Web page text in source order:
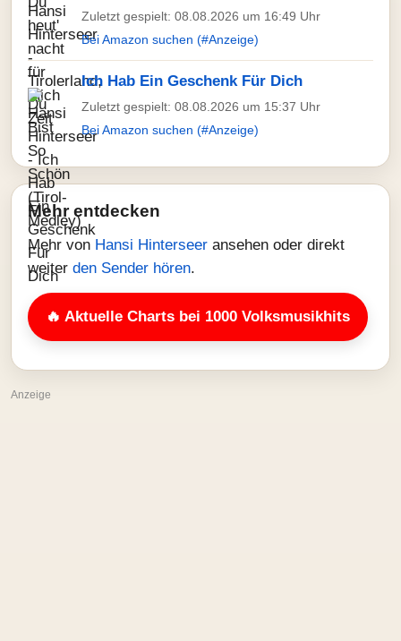
Zuletzt gespielt: 08.08.2026 um 16:49 Uhr
Bei Amazon suchen (#Anzeige)
Ich Hab Ein Geschenk Für Dich
Zuletzt gespielt: 08.08.2026 um 15:37 Uhr
Bei Amazon suchen (#Anzeige)
Mehr entdecken
Mehr von Hansi Hinterseer ansehen oder direkt
weiter den Sender hören.
🔥 Aktuelle Charts bei 1000 Volksmusikhits
Anzeige